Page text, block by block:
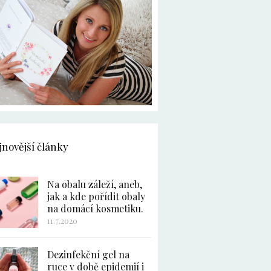
články
Na obalu záleží, aneb,
jak a kde pořídit obaly
na domácí kosmetiku.
11.7.2020
Dezinfekční gel na
ruce v době epidemií i